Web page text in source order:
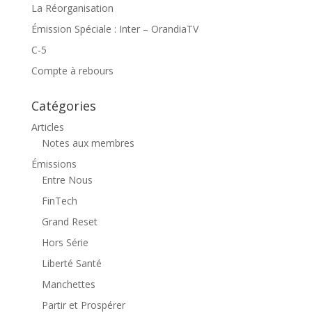
La Réorganisation
Émission Spéciale : Inter – OrandiaTV
C-5
Compte à rebours
Catégories
Articles
Notes aux membres
Émissions
Entre Nous
FinTech
Grand Reset
Hors Série
Liberté Santé
Manchettes
Partir et Prospérer